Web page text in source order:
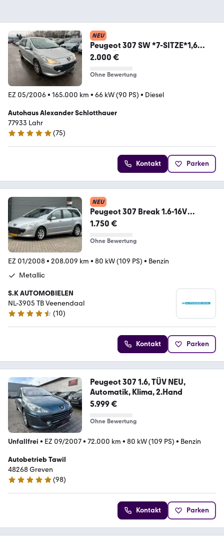
NEU
Peugeot 307 SW *7-SITZE*1,6
HDI*TÜV Neu
2.000 €
Ohne Bewertung
EZ 05/2006• 165.000 km • 66 kW (90 PS) • Diesel
Autohaus Alexander Schlotthauer
77933 Lahr
4.8 Sterne
(75)
Kontakt Parken
NEU
Peugeot 307 Break 1.6-16V
Premium
1.750 €
Ohne Bewertung
EZ 01/2008• 208.009 km • 80 kW (109 PS) • Benzin
Metallic
S.K AUTOMOBIELEN
NL-3905 TB Veenendaal
4.3 Sterne
(10)
Kontakt Parken
Peugeot 307 1.6, TÜV NEU,
Automatik, Klima, 2.Hand
5.999 €
Ohne Bewertung
Unfallfrei • EZ 09/2007• 72.000 km • 80 kW (109 PS) • Benzin
Autobetrieb Tawil
48268 Greven
4.9 Sterne
(98)
Kontakt Parken